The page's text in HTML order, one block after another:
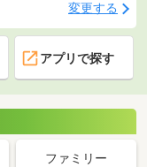
変更する
アプリで探す
ファミリー